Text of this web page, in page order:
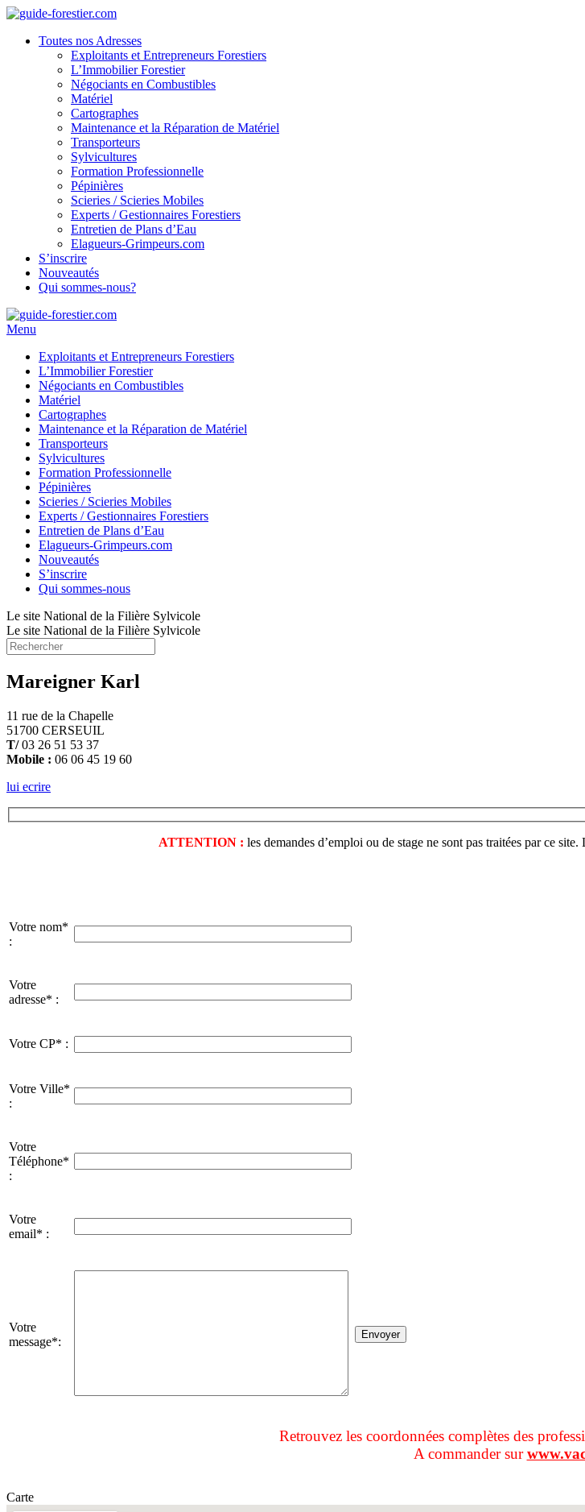
Toutes nos Adresses
Exploitants et Entrepreneurs Forestiers
L’Immobilier Forestier
Négociants en Combustibles
Matériel
Cartographes
Maintenance et la Réparation de Matériel
Transporteurs
Sylvicultures
Formation Professionnelle
Pépinières
Scieries / Scieries Mobiles
Experts / Gestionnaires Forestiers
Entretien de Plans d’Eau
Elagueurs-Grimpeurs.com
S’inscrire
Nouveautés
Qui sommes-nous?
Menu
Exploitants et Entrepreneurs Forestiers
L’Immobilier Forestier
Négociants en Combustibles
Matériel
Cartographes
Maintenance et la Réparation de Matériel
Transporteurs
Sylvicultures
Formation Professionnelle
Pépinières
Scieries / Scieries Mobiles
Experts / Gestionnaires Forestiers
Entretien de Plans d’Eau
Elagueurs-Grimpeurs.com
Nouveautés
S’inscrire
Qui sommes-nous
Le site National de la Filière Sylvicole
Le site National de la Filière Sylvicole
Mareigner Karl
11 rue de la Chapelle
51700 CERSEUIL
T/03 26 51 53 37
Mobile : 06 06 45 19 60
lui ecrire
ATTENTION : les demandes d’emploi ou de stage ne sont pas traitées par ce
Votre nom*
:
Votre
adresse* :
Votre CP* :
Votre Ville*
:
Votre
Téléphone*
:
Votre
email* :
Votre
message*:
Retrouvez les coordonnées complètes des
A commander sur
Carte